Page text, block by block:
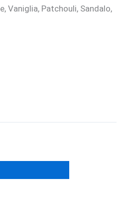
Vaniglia, Patchouli, Sandalo,